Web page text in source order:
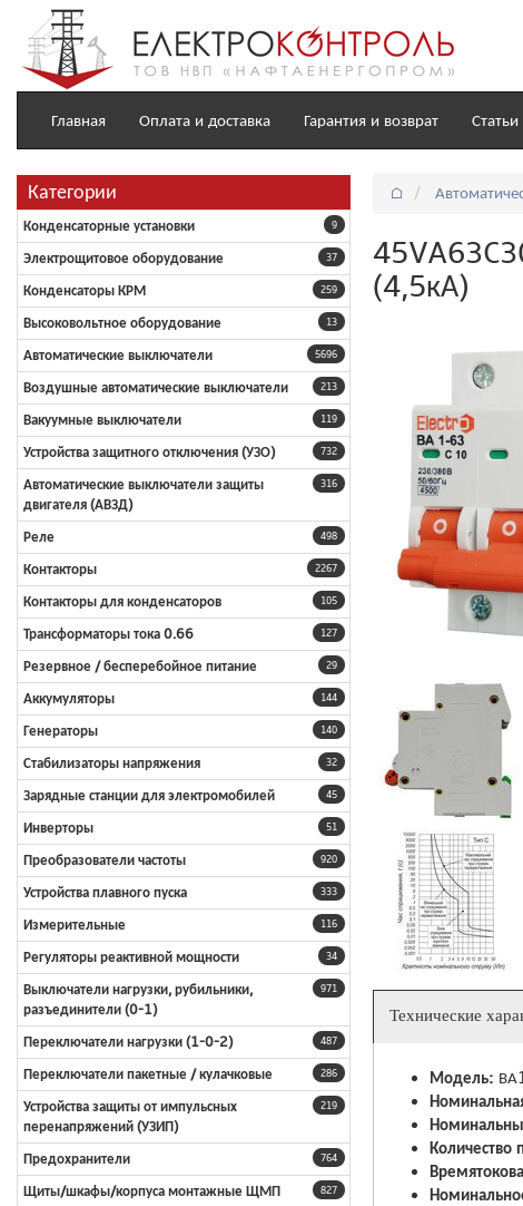
Главная Оплата и доставка Гарантия и возврат Статьи
Категории
9
Конденсаторные установки
37
Электрощитовое оборудование
259
Конденсаторы КРМ
13
Высоковольтное оборудование
5696
Автоматические выключатели
213
Воздушные автоматические выключатели
119
Вакуумные выключатели
732
Устройства защитного отключения (УЗО)
316
Автоматические выключатели защиты
двигателя (АВЗД)
498
Реле
2267
Контакторы
105
Контакторы для конденсаторов
127
Трансформаторы тока 0.66
29
Резервное / бесперебойное питание
144
Аккумуляторы
140
Генераторы
32
Стабилизаторы напряжения
45
Зарядные станции для электромобилей
51
Инверторы
920
Преобразователи частоты
333
Устройства плавного пуска
116
Измерительные
34
Регуляторы реактивной мощности
971
Выключатели нагрузки, рубильники,
разъединители (0-1)
487
Переключатели нагрузки (1-0-2)
286
Переключатели пакетные / кулачковые
219
Устройства защиты от импульсных
перенапряжений (УЗИП)
764
Предохранители
827
Щиты/шкафы/корпуса монтажные ЩМП
⌂
(4,5кА)
Технические
Модель:
Количество